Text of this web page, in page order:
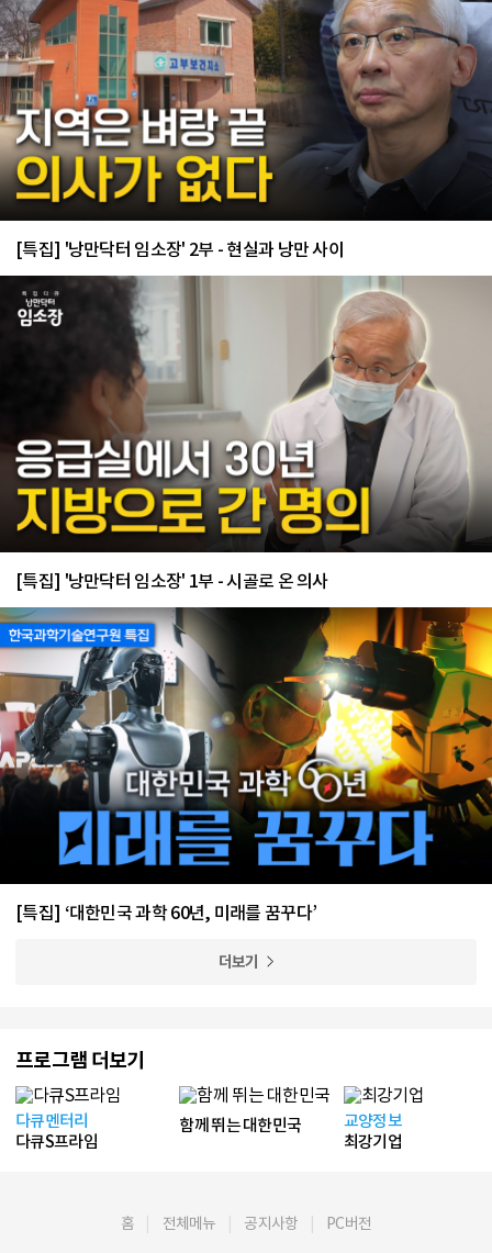
[특집] '낭만닥터 임소장' 2부 - 현실과 낭만 사이
[특집] '낭만닥터 임소장' 1부 - 시골로 온 의사
[특집] ‘대한민국 과학 60년, 미래를 꿈꾸다’
더보기
프로그램 더보기
다큐멘터리
다큐S프라임
함께 뛰는 대한민국
교양정보
최강기업
홈 전체메뉴 공지사항 PC버전